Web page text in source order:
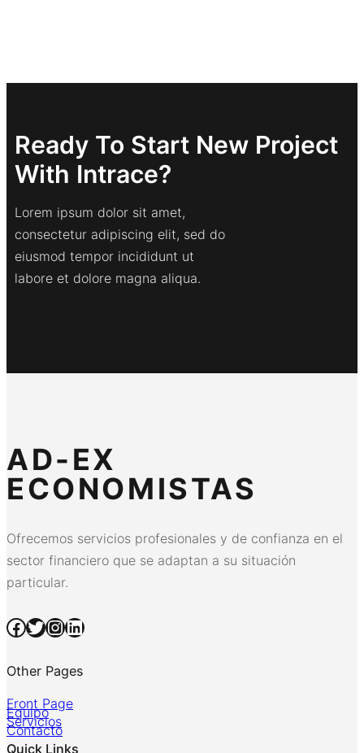
Ready To Start New Project
With Intrace?
Lorem ipsum dolor sit amet,
consectetur adipiscing elit, sed do
eiusmod tempor incididunt ut
labore et dolore magna aliqua.
AD-EX
ECONOMISTAS
Ofrecemos servicios profesionales y de confianza en el
sector financiero que se adaptan a su situación
particular.
Facebook Twitter InstagramLinkedIn
Other Pages
Front Page
Equipo
Servicios
Contacto
Quick Links